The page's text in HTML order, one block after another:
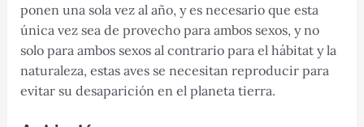
ponen una sola vez al año, y es necesario que esta
única vez sea de provecho para ambos sexos, y no
solo para ambos sexos al contrario para el hábitat y la
naturaleza, estas aves se necesitan reproducir para
evitar su desaparición en el planeta tierra.